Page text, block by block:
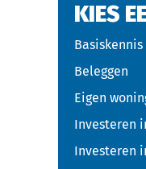
KIES
Beleggen
Eigen
Investeren
Investeren